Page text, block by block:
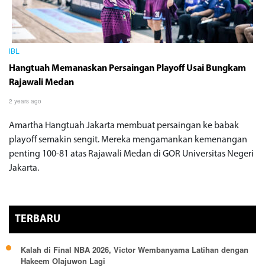
IBL
Hangtuah Memanaskan Persaingan Playoff Usai Bungkam
Rajawali Medan
2 years ago
Amartha Hangtuah Jakarta membuat persaingan ke babak
playoff semakin sengit. Mereka mengamankan kemenangan
penting 100-81 atas Rajawali Medan di GOR Universitas Negeri
Jakarta.
TERBARU
Kalah di Final NBA 2026, Victor Wembanyama Latihan dengan
Hakeem Olajuwon Lagi